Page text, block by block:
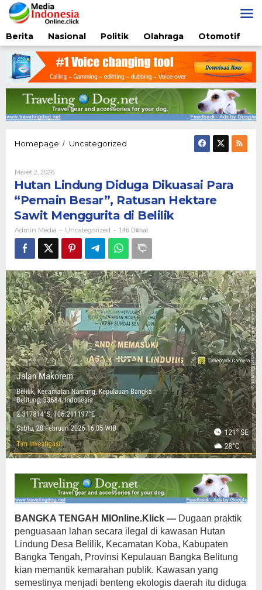
Lewati
ke
konten
Berita
Nasional Politik Olahraga Otomotif
Homepage / Uncategorized
Para
“Pemain
Besar”,
Ratusan
Hektare
Sawit
Menggurita
di
Belilik
Maret 2, 2026Oleh
Admin
Media
Hutan Lindung Diduga Dikuasai Para
“Pemain Besar”, Ratusan Hektare
Sawit Menggurita di Belilik
Admin Media - Uncategorized - 146 Dilihat
BANGKA TENGAH MIOnline.Klick — Dugaan praktik
penguasaan lahan secara ilegal di kawasan Hutan
Lindung Desa Belilik, Kecamatan Koba, Kabupaten
Bangka Tengah, Provinsi Kepulauan Bangka Belitung
kian memantik kemarahan publik. Kawasan yang
semestinya menjadi benteng ekologis daerah itu diduga